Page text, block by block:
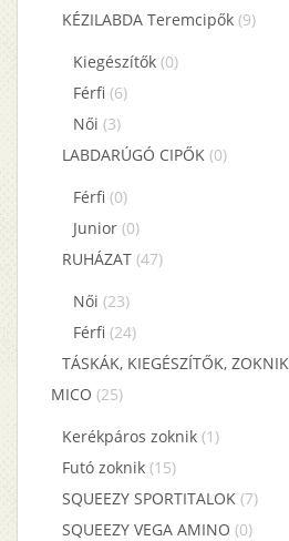
KÉZILABDA Teremcipők (9)
Kiegészítők (0)
Férfi (6)
Női (3)
LABDARÚGÓ CIPŐK (0)
Férfi (0)
Junior (0)
RUHÁZAT (47)
Női (23)
Férfi (24)
TÁSKÁK, KIEGÉSZÍTŐK, ZOKNIK
MICO (25)
Kerékpáros zoknik (1)
Futó zoknik (15)
SQUEEZY SPORTITALOK (7)
SQUEEZY VEGA AMINO (0)